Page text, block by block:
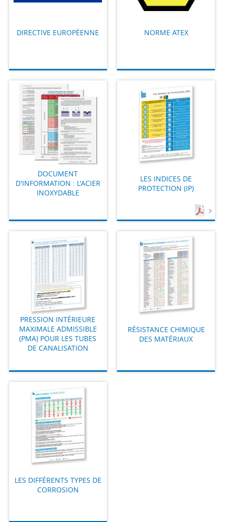
DIRECTIVE EUROPÉENNE NORME ATEX
DOCUMENT
D'INFORMATION : L'ACIER
INOXYDABLE
LES INDICES DE
PROTECTION (IP)
PRESSION INTÉRIEURE
MAXIMALE ADMISSIBLE
(PMA) POUR LES TUBES
DE CANALISATION
RÉSISTANCE CHIMIQUE
DES MATÉRIAUX
LES DIFFÉRENTS TYPES DE
CORROSION